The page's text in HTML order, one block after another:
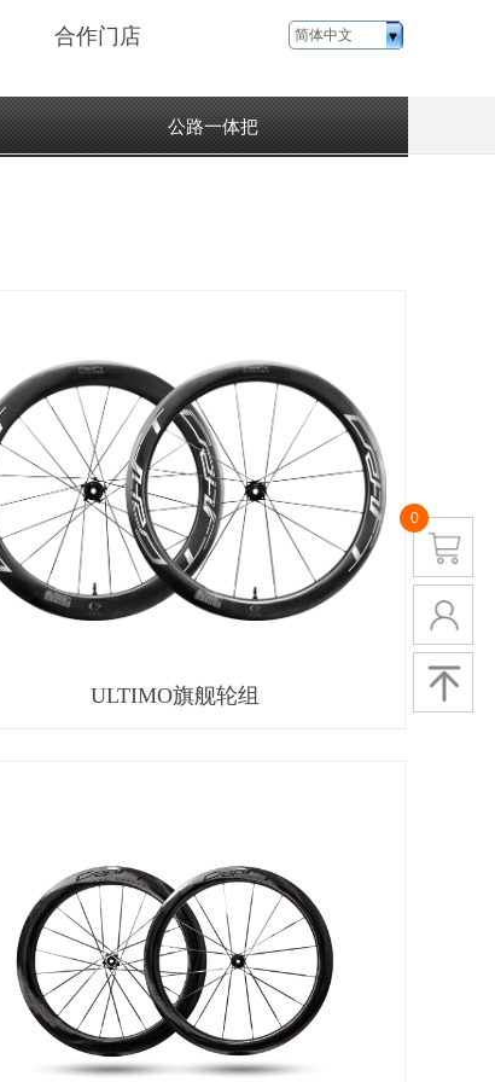
合作门店 简体中文
公路一体把
ULTIMO旗舰轮组
0